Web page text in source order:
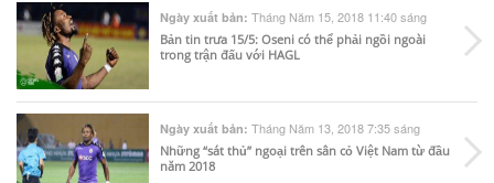
Ngày xuất bản: Tháng Năm 15, 2018 11:40 sáng
Bản tin trưa 15/5: Oseni có thể phải ngồi ngoài
trong trận đấu với HAGL
Ngày xuất bản: Tháng Năm 13, 2018 7:35 sáng
Những “sát thủ” ngoại trên sân cỏ Việt Nam từ đầu
năm 2018